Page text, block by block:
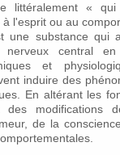
littéralement «
l'esprit ou au
une substance qui
nerveux central
et
induire des
En altérant les
des modifications
de la